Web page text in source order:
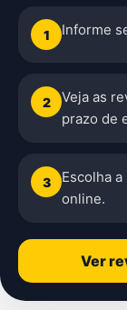
1 Informe
2
Veja as
prazo de
3
Escolha
online.
Ver